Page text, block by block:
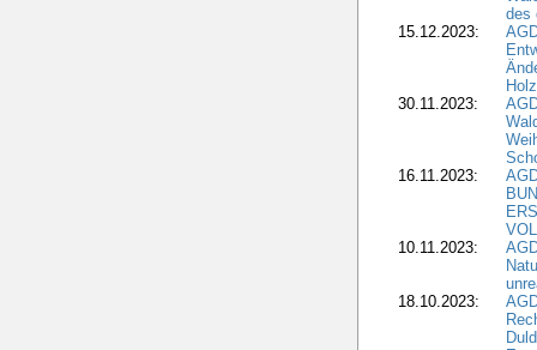
des
15.12.2023:
30.11.2023:
16.11.2023:
10.11.2023:
18.10.2023: